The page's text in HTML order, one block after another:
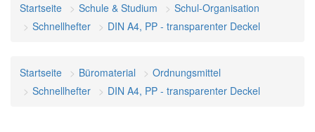
Startseite Schule & Studium
Schul-Organisation
Schnellhefter
DIN A4, PP - transparenter Deckel
Startseite Büromaterial
Ordnungsmittel
Schnellhefter
DIN A4, PP - transparenter Deckel